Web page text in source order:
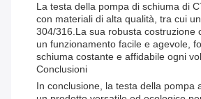
La testa della pompa di schiuma di
con materiali di alta qualità, tra cui
304/316.La sua robusta costruzione
un funzionamento facile e agevole,
schiuma costante e affidabile ogni
Conclusioni
In conclusione, la testa della pompa